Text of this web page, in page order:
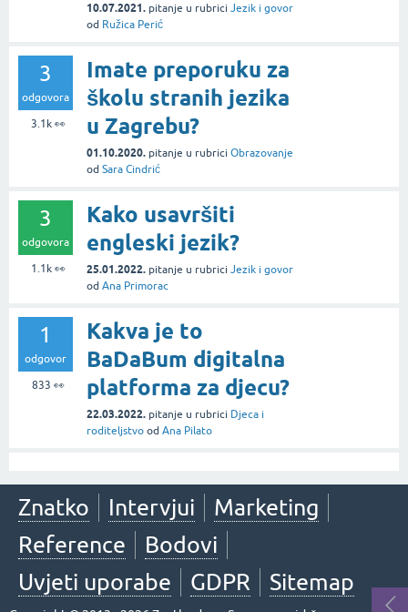
10.07.2021. pitanje u rubrici Jezik i govor
od Ružica Perić
3
odgovora
3.1k👀
Imate preporuku za
školu stranih jezika
u Zagrebu?
01.10.2020. pitanje u rubrici Obrazovanje
od Sara Cindrić
3
odgovora
1.1k👀
Kako usavršiti
engleski jezik?
25.01.2022. pitanje u rubrici Jezik i govor
od Ana Primorac
1
odgovor
833 👀
Kakva je to
BaDaBum digitalna
platforma za djecu?
22.03.2022. pitanje u rubrici Djeca i
roditeljstvo od Ana Pilato
Znatko Intervjui
Marketing
Reference
Bodovi
Uvjeti uporabe
GDPR Sitemap